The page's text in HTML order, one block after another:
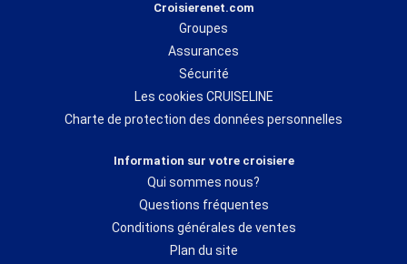
Croisierenet.com
Groupes
Assurances
Sécurité
Les cookies CRUISELINE
Charte de protection des données personnelles
Information sur votre croisiere
Qui sommes nous?
Questions fréquentes
Conditions générales de ventes
Plan du site